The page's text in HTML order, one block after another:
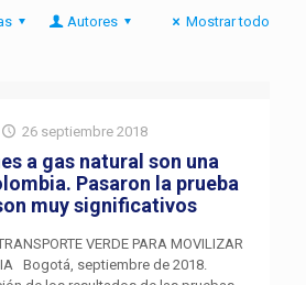
Autores Mostrar todo
26 septiembre 2018
a gas natural son una
Pasaron la prueba
muy significativos
VERDE PARA MOVILIZAR
Bogotá, septiembre de 2018.